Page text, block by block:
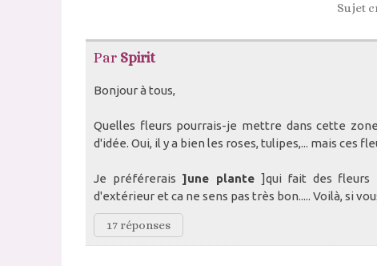
Sujet
Par Spirit
Bonjour à tous,
Quelles fleurs pourrais-je mettre dans cette
d'idée. Oui, il y a bien les roses, tulipes,... mais ces
Je préférerais ]une plante]qui fait des fleurs
d'extérieur et ca ne sens pas très bon..... Voilà, si
17 réponses